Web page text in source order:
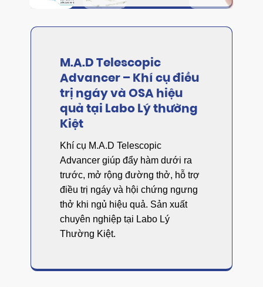
M.A.D Telescopic
Advancer – Khí cụ điều
trị ngáy và OSA hiệu
quả tại Labo Lý thường
Kiệt
Khí cụ M.A.D Telescopic
Advancer giúp đẩy hàm dưới ra
trước, mở rộng đường thở, hỗ trợ
điều trị ngáy và hội chứng ngưng
thở khi ngủ hiệu quả. Sản xuất
chuyên nghiệp tại Labo Lý
Thường Kiệt.